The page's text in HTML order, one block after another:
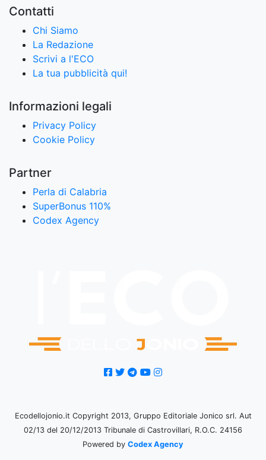
Contatti
Chi Siamo
La Redazione
Scrivi a l'ECO
La tua pubblicità qui!
Informazioni legali
Privacy Policy
Cookie Policy
Partner
Perla di Calabria
SuperBonus 110%
Codex Agency
Ecodellojonio.it Copyright 2013, Gruppo Editoriale Jonico srl. Aut
02/13 del 20/12/2013 Tribunale di Castrovillari, R.O.C. 24156
Powered by Codex Agency